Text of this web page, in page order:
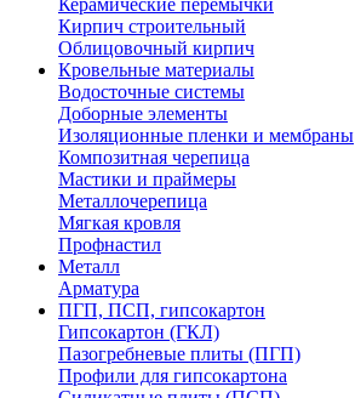
Керамические перемычки
Кирпич строительный
Облицовочный кирпич
Кровельные материалы
Водосточные системы
Доборные элементы
Изоляционные пленки и мембраны
Композитная черепица
Мастики и праймеры
Металлочерепица
Мягкая кровля
Профнастил
Металл
Арматура
ПГП, ПСП, гипсокартон
Гипсокартон (ГКЛ)
Пазогребневые плиты (ПГП)
Профили для гипсокартона